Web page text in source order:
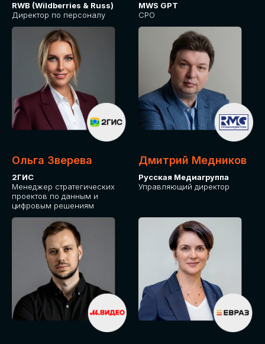
RWB (Wildberries & Russ)
Директор по персоналу
MWS GPT
CPO
Ольга Зверева
2ГИС
Менеджер стратегических
проектов по данным и
цифровым решениям
Дмитрий Медников
Русская Медиагруппа
Управляющий директор